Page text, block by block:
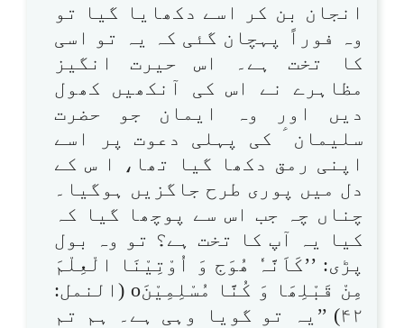
انجان بن کر اسے دکھایا گیا تو
وہ فوراً پہچان گئی کہ یہ تو اسی
کا تخت ہے۔ اس حیرت انگیز
مظاہرے نے اس کی آنکھیں کھول
دیں اور وہ ایمان جو حضرت
سلیمان ؑ کی پہلی دعوت پر اسے
اپنی رمق دکھا گیا تھا، ا س کے
دل میں پوری طرح جاگزیں ہوگیا۔
چناں چہ جب اس سے پوچھا گیا کہ
کیا یہ آپ کا تخت ہے؟ تو وہ بول
پڑی: ’’کَاَنَّہٗ ھُوَج وَ اُوْتِیْنَا الْعِلْمَ
مِنْ قَبْلِھَا وَ کُنَّا مُسْلِمِیْنَo (النمل:
۴۲) ’’یہ تو گویا وہی ہے۔ ہم تم